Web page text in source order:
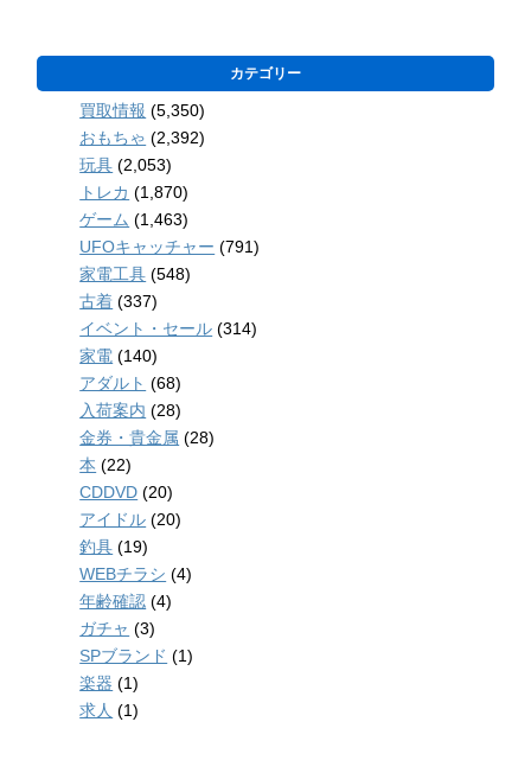
カテゴリー
買取情報 (5,350)
おもちゃ (2,392)
玩具 (2,053)
トレカ (1,870)
ゲーム (1,463)
UFOキャッチャー (791)
家電工具 (548)
古着 (337)
イベント・セール (314)
家電 (140)
アダルト (68)
入荷案内 (28)
金券・貴金属 (28)
本 (22)
CDDVD (20)
アイドル (20)
釣具 (19)
WEBチラシ (4)
年齢確認 (4)
ガチャ (3)
SPブランド (1)
楽器 (1)
求人 (1)